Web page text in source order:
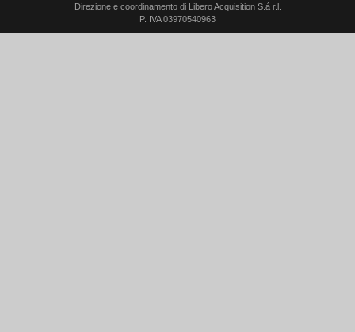
Direzione e coordinamento di Libero Acquisition S.á r.l.
P. IVA 03970540963